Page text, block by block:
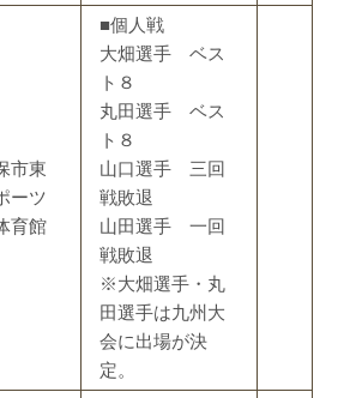
市東
ーツ
育館
■個人戦
大畑選手 ベス
ト８
丸田選手 ベス
ト８
山口選手 三回
戦敗退
山田選手 一回
戦敗退
※大畑選手・丸
田選手は九州大
会に出場が決
定。